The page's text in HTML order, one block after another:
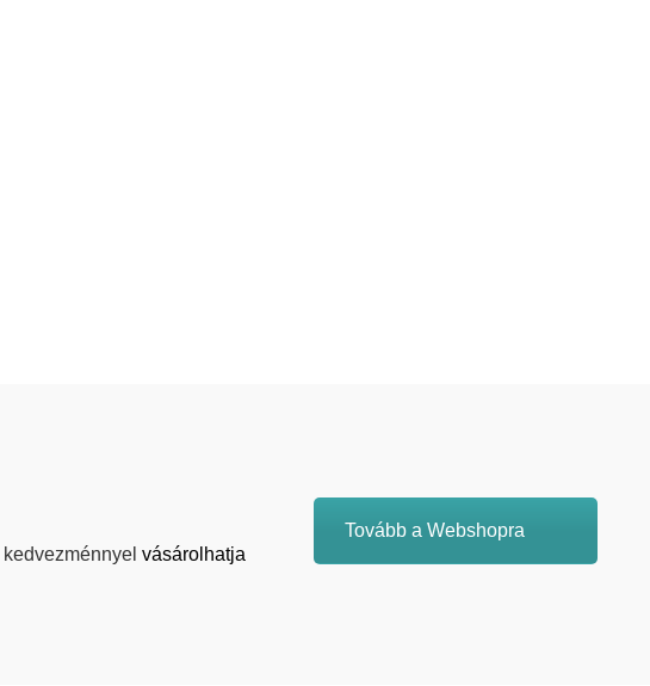
kedvezménnyel vásárolhatja
Tovább a Webshopra